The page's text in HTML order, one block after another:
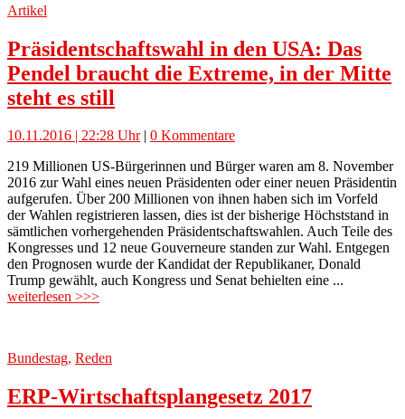
Artikel
Präsidentschaftswahl in den USA: Das
Pendel braucht die Extreme, in der Mitte
steht es still
10.11.2016 | 22:28 Uhr| 0 Kommentare
219 Millionen US-Bürgerinnen und Bürger waren am 8. November
2016 zur Wahl eines neuen Präsidenten oder einer neuen Präsidentin
aufgerufen. Über 200 Millionen von ihnen haben sich im Vorfeld
der Wahlen registrieren lassen, dies ist der bisherige Höchststand in
sämtlichen vorhergehenden Präsidentschaftswahlen. Auch Teile des
Kongresses und 12 neue Gouverneure standen zur Wahl. Entgegen
den Prognosen wurde der Kandidat der Republikaner, Donald
Trump gewählt, auch Kongress und Senat behielten eine ...
weiterlesen >>>
Bundestag, Reden
ERP-Wirtschaftsplangesetz 2017